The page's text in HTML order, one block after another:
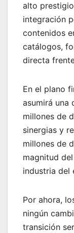
alto
integración
contenidos
catálogos,
directa
En el plano
asumirá una
millones de
sinergias y
millones de
magnitud
industria del
Por ahora,
ningún
transición